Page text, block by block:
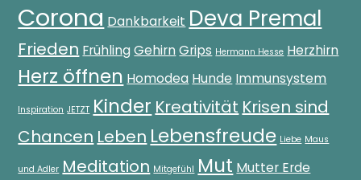
Corona Dankbarkeit Deva Premal
Frieden Frühling Gehirn Grips Hermann Hesse Herzhirn
Herz öffnen Homodea Hunde Immunsystem
Inspiration JETZT Kinder Kreativität Krisen sind
Chancen Leben Lebensfreude Liebe Maus
und Adler Meditation Mitgefühl Mut Mutter Erde